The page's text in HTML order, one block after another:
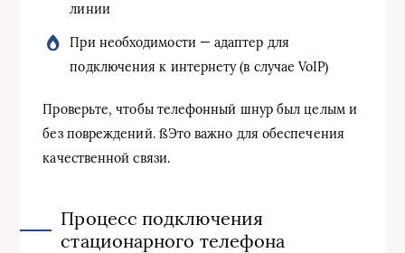
линии
При необходимости — адаптер для
подключения к интернету (в случае VoIP)
Проверьте, чтобы телефонный шнур был целым и
без повреждений. ßЭто важно для обеспечения
качественной связи.
Процесс подключения
стационарного телефона